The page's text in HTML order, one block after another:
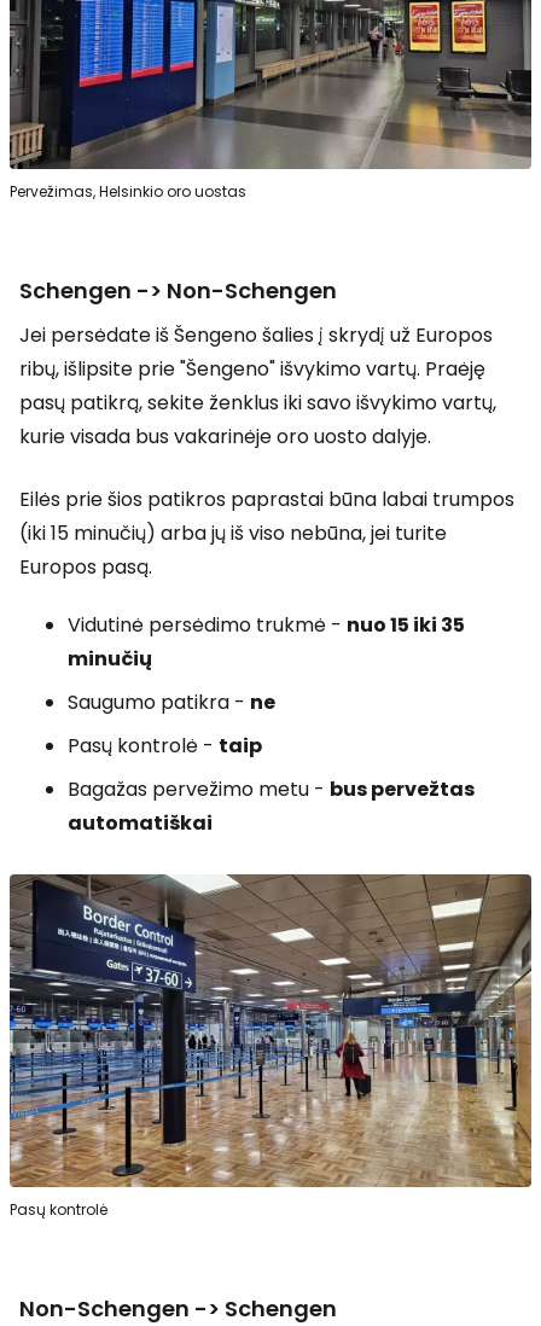
Pervežimas, Helsinkio oro uostas
Schengen -> Non-Schengen
Jei persėdate iš Šengeno šalies į skrydį už Europos
ribų, išlipsite prie "Šengeno" išvykimo vartų. Praėję
pasų patikrą, sekite ženklus iki savo išvykimo vartų,
kurie visada bus vakarinėje oro uosto dalyje.
Eilės prie šios patikros paprastai būna labai trumpos
(iki 15 minučių) arba jų iš viso nebūna, jei turite
Europos pasą.
Vidutinė persėdimo trukmė - nuo 15 iki 35
minučių
Saugumo patikra - ne
Pasų kontrolė - taip
Bagažas pervežimo metu - bus pervežtas
automatiškai
Pasų kontrolė
Non-Schengen -> Schengen